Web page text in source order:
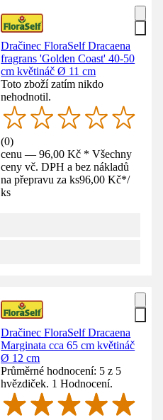
Dračinec FloraSelf Dracaena
fragrans 'Golden Coast' 40-50
cm květináč Ø 11 cm
Toto zboží zatím nikdo
nehodnotil.
(0)
cenu — 96,00 Kč * Všechny
ceny vč. DPH a bez nákladů
na přepravu za ks96,00 Kč*/
ks
Dračinec FloraSelf Dracaena
Marginata cca 65 cm květináč
Ø 12 cm
Průměrné hodnocení: 5 z 5
hvězdiček. 1 Hodnocení.